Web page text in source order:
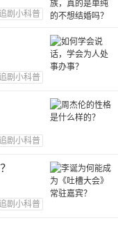
剧小科普
剧小科普
剧小科普
剧小科普